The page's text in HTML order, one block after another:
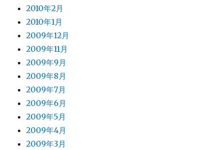
2010年2月
2010年1月
2009年12月
2009年11月
2009年9月
2009年8月
2009年7月
2009年6月
2009年5月
2009年4月
2009年3月